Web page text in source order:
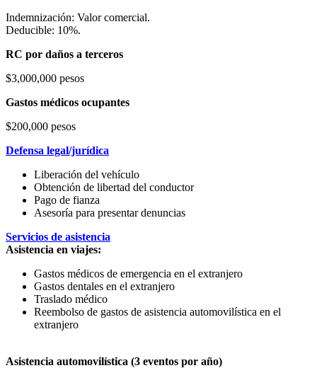
Indemnización: Valor comercial.
Deducible: 10%.
RC por daños a terceros
$3,000,000 pesos
Gastos médicos ocupantes
$200,000 pesos
Defensa legal/jurídica
Liberación del vehículo
Obtención de libertad del conductor
Pago de fianza
Asesoría para presentar denuncias
Servicios de asistencia
Asistencia en viajes:
Gastos médicos de emergencia en el extranjero
Gastos dentales en el extranjero
Traslado médico
Reembolso de gastos de asistencia automovilística en el
extranjero
Asistencia automovilística (3 eventos por año)